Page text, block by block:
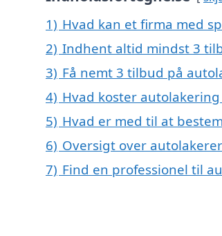
1) Hvad kan et firma med
2) Indhent altid mindst 3
3) Få nemt 3 tilbud på
4) Hvad koster autolakering
5) Hvad er med til at
6) Oversigt over
7) Find en professionel til